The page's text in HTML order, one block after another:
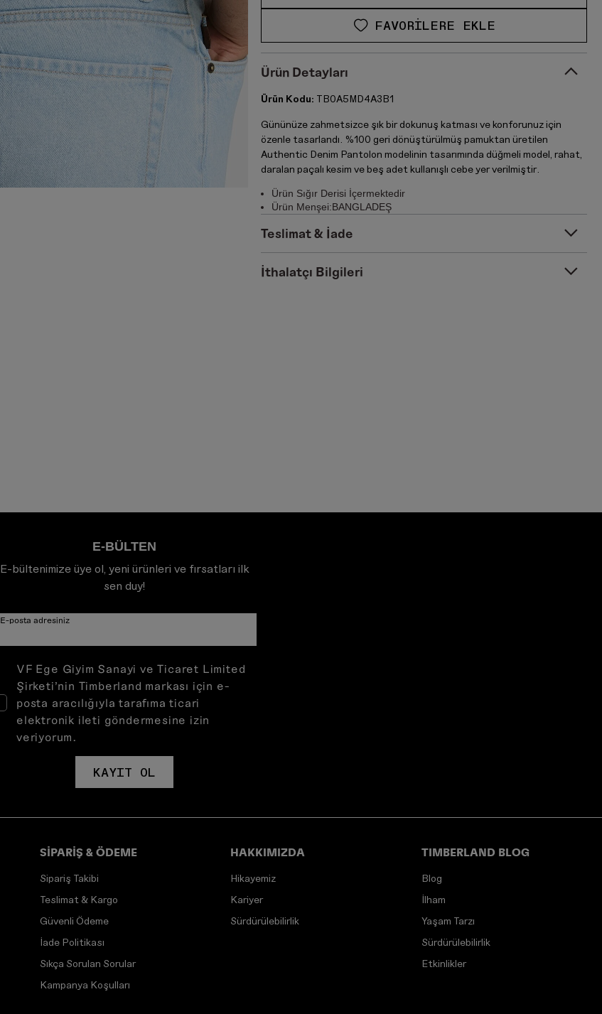
FAVORILERE EKLE
Ürün Detayları
Ürün Kodu: TB0A5MD4A3B1
Gününüze zahmetsizce şık bir dokunuş katması ve konforunuz için
özenle tasarlandı. %100 geri dönüştürülmüş pamuktan üretilen
Authentic Denim Pantolon modelinin tasarımında düğmeli model, rahat,
daralan paçalı kesim ve beş adet kullanışlı cebe yer verilmiştir.
Ürün Sığır Derisi İçermektedir
Ürün Menşei:BANGLADEŞ
Teslimat & İade
İthalatçı Bilgileri
E-BÜLTEN
E-bültenimize üye ol, yeni ürünleri ve fırsatları ilk
sen duy!
E-posta adresiniz
VF Ege Giyim Sanayi ve Ticaret Limited
Şirketi’nin Timberland markası için e-
posta aracılığıyla tarafıma ticari
elektronik ileti göndermesine izin
veriyorum.
KAYIT OL
SİPARİŞ & ÖDEME
Sipariş Takibi
Teslimat & Kargo
Güvenli Ödeme
İade Politikası
Sıkça Sorulan Sorular
Kampanya Koşulları
HAKKIMIZDA
Hikayemiz
Kariyer
Sürdürülebilirlik
TIMBERLAND BLOG
Blog
İlham
Yaşam Tarzı
Sürdürülebilirlik
Etkinlikler